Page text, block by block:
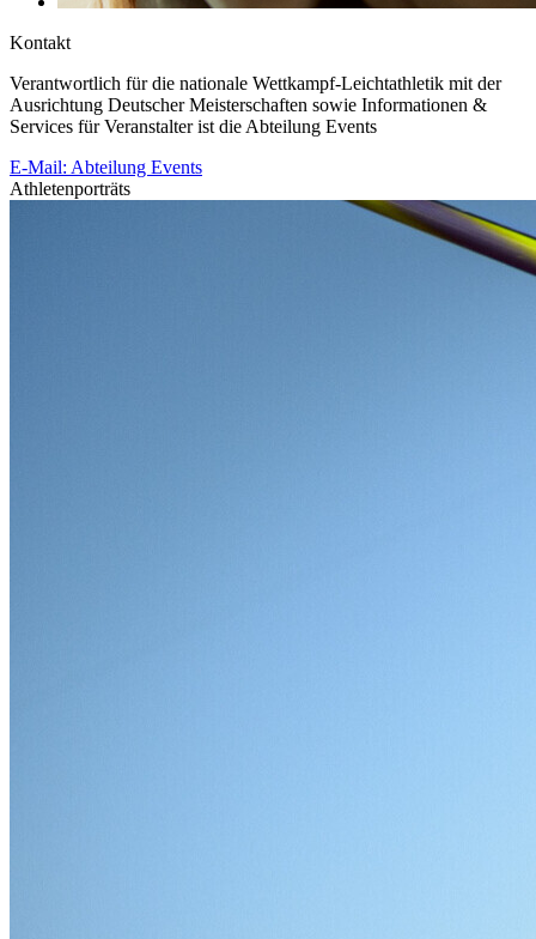
Kontakt
Verantwortlich für die nationale Wettkampf-Leichtathletik mit der
Ausrichtung Deutscher Meisterschaften sowie Informationen &
Services für Veranstalter ist die Abteilung Events
E-Mail: Abteilung Events
Athletenporträts